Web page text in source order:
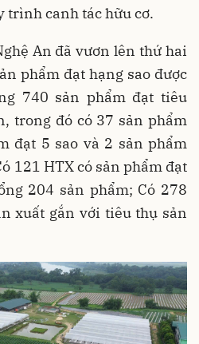
trình canh tác hữu cơ.
An đã vươn lên thứ hai
phẩm đạt hạng sao được
740 sản phẩm đạt tiêu
trong đó có 37 sản phẩm
đạt 5 sao và 2 sản phẩm
121 HTX có sản phẩm đạt
204 sản phẩm; Có 278
xuất gắn với tiêu thụ sản